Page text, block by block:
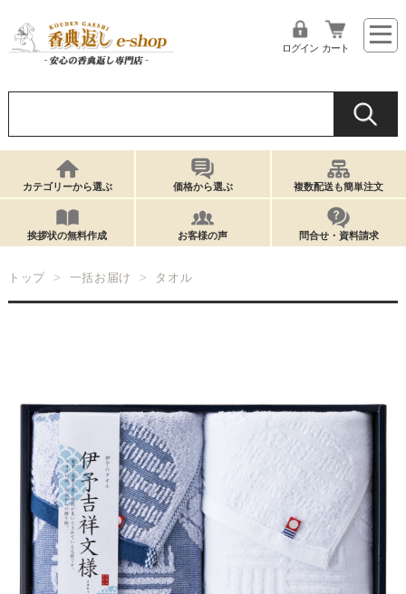
ログイン カート
カテゴリーから選ぶ 価格から選ぶ 複数配送も簡単注文
挨拶状の無料作成 お客様の声 問合せ・資料請求
トップ 一括お届け タオル